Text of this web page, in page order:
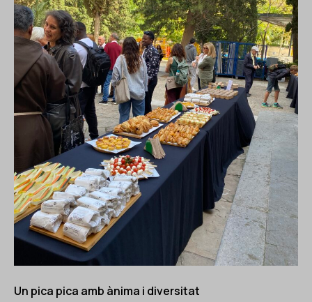
Un pica pica amb ànima i diversitat